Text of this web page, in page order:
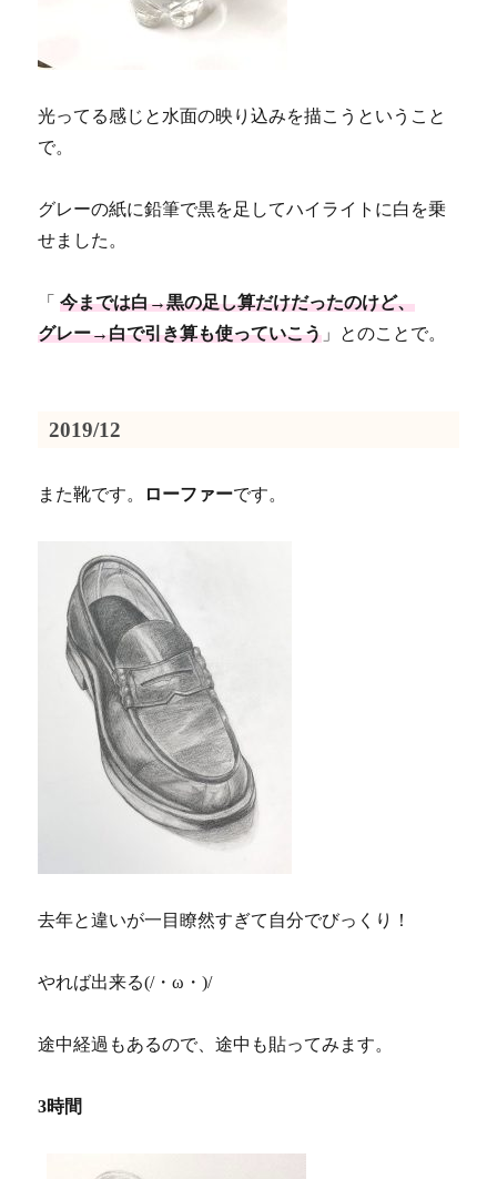
光ってる感じと水面の映り込みを描こうということ
で。
グレーの紙に鉛筆で黒を足してハイライトに白を乗
せました。
「今までは白→黒の足し算だけだったのけど、
グレー→白で引き算も使っていこう 」とのことで。
2019/12
また靴です。 ローファーです。
去年と違いが一目瞭然すぎて自分でびっくり！
やれば出来る(/・ω・)/
途中経過もあるので、途中も貼ってみます。
3時間